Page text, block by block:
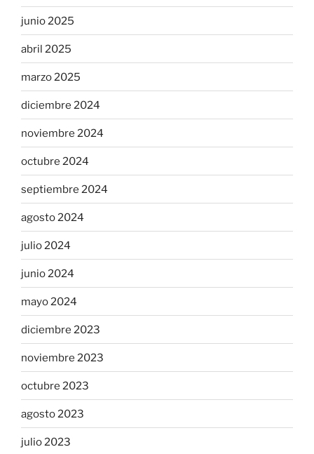
junio 2025
abril 2025
marzo 2025
diciembre 2024
noviembre 2024
octubre 2024
septiembre 2024
agosto 2024
julio 2024
junio 2024
mayo 2024
diciembre 2023
noviembre 2023
octubre 2023
agosto 2023
julio 2023